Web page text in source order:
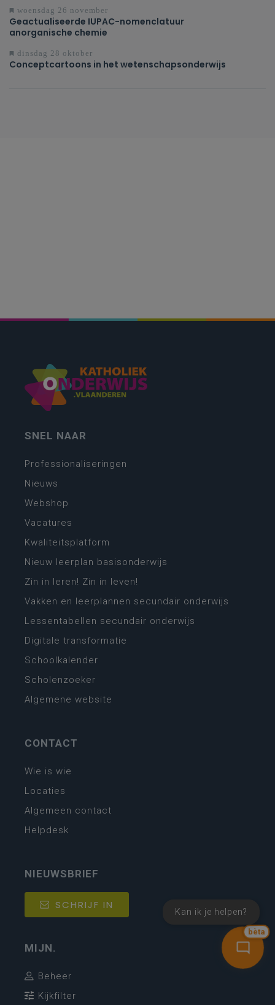
woensdag 26 november
Geactualiseerde IUPAC-nomenclatuur
anorganische chemie
dinsdag 28 oktober
Conceptcartoons in het wetenschapsonderwijs
bèta
Kan ik je helpen?
SNEL NAAR
Professionaliseringen
Nieuws
Webshop
Vacatures
Kwaliteitsplatform
Nieuw leerplan basisonderwijs
Zin in leren! Zin in leven!
Vakken en leerplannen secundair onderwijs
Lessentabellen secundair onderwijs
Digitale transformatie
Schoolkalender
Scholenzoeker
Algemene website
CONTACT
Wie is wie
Locaties
Algemeen contact
Helpdesk
NIEUWSBRIEF
SCHRIJF IN
MIJN.
Beheer
Kijkfilter